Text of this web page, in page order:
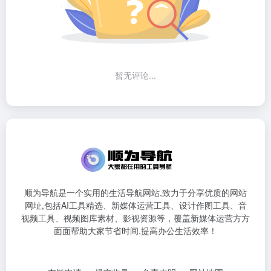
暂无评论...
顺为导航是一个实用的生活导航网站,致力于分享优质的网站
网址,包括AI工具精选、新媒体运营工具、设计作图工具、音
视频工具、视频图库素材、影视资源等，覆盖新媒体运营方方
面面帮助大家节省时间,提高办公生活效率！